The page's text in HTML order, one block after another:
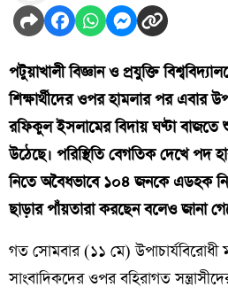
পটুয়াখালী বিজ্ঞান ও প্রযুক্তি
শিক্ষার্থীদের ওপর হামলার পর এবার
রফিকুল ইসলামের বিদায় ঘণ্টা
উঠেছে। পরিস্থিতি বেগতিক দেখে পদ
নিতে অবৈধভাবে ১০৪ জনকে এডহক
ছাড়ার পাঁয়তারা করছেন বলেও জানা
​গত সোমবার (১১ মে) উপাচার্যবিরোধী
সাংবাদিকদের ওপর বহিরাগত